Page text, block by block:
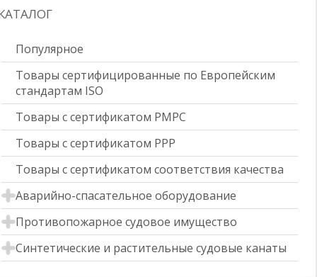
Популярное
Товары сертифицированные по Европейским
стандартам ISO
Товары с сертификатом РМРС
Товары с сертификатом РРР
Товары с сертификатом соответствия качества
Аварийно-спасательное оборудование
Противопожарное судовое имущество
Синтетические и растительные судовые канаты